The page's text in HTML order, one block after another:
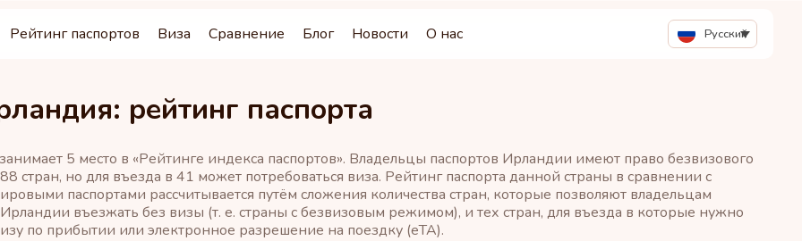
Русский
Рейтинг паспортов Виза Сравнение Блог Новости О нас
рейтинг паспорта
5 место в «Рейтинге индекса паспортов». Владельцы паспортов Ирландии имеют право безвизового
стран, но для въезда в 41 может потребоваться виза. Рейтинг паспорта данной страны в сравнении с
паспортами рассчитывается путём сложения количества стран, которые позволяют владельцам
въезжать без визы (т. е. страны с безвизовым режимом), и тех стран, для въезда в которые нужно
по прибытии или электронное разрешение на поездку (eTA).